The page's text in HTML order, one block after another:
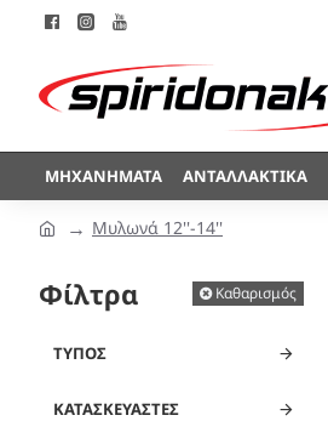
ΜΗΧΑΝΉΜΑΤΑ ΑΝΤΑΛΛΑΚΤΙΚΆ
Μυλωνά 12''-14''
Φίλτρα Καθαρισμός
ΚΑΤΑΣΚΕΥΑΣΤΈΣ
ΤΎΠΟΣ